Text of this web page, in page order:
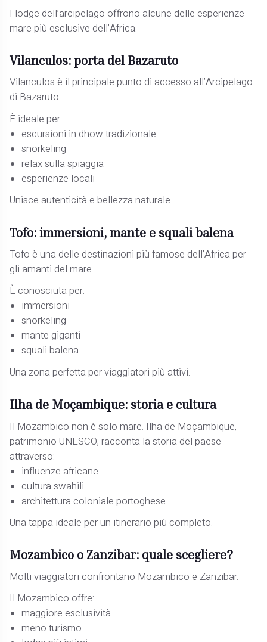
I lodge dell’arcipelago offrono alcune delle esperienze
mare più esclusive dell’Africa.
Vilanculos: porta del Bazaruto
Vilanculos è il principale punto di accesso all’Arcipelago
di Bazaruto.
È ideale per:
escursioni in dhow tradizionale
snorkeling
relax sulla spiaggia
esperienze locali
Unisce autenticità e bellezza naturale.
Tofo: immersioni, mante e squali balena
Tofo è una delle destinazioni più famose dell’Africa per
gli amanti del mare.
È conosciuta per:
immersioni
snorkeling
mante giganti
squali balena
Una zona perfetta per viaggiatori più attivi.
Ilha de Moçambique: storia e cultura
Il Mozambico non è solo mare. Ilha de Moçambique,
patrimonio UNESCO, racconta la storia del paese
attraverso:
influenze africane
cultura swahili
architettura coloniale portoghese
Una tappa ideale per un itinerario più completo.
Mozambico o Zanzibar: quale scegliere?
Molti viaggiatori confrontano Mozambico e Zanzibar.
Il Mozambico offre:
maggiore esclusività
meno turismo